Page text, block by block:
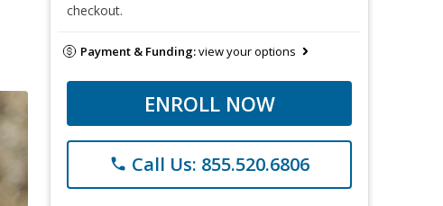
checkout.
Payment & Funding:view your options
ENROLL NOW
phone Call Us: 855.520.6806